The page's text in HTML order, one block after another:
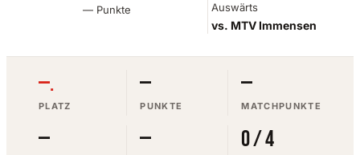
— Punkte
Auswärts
vs. MTV Immensen
—.
PLATZ
—
PUNKTE
—
MATCHPUNKTE
— — 0 / 4